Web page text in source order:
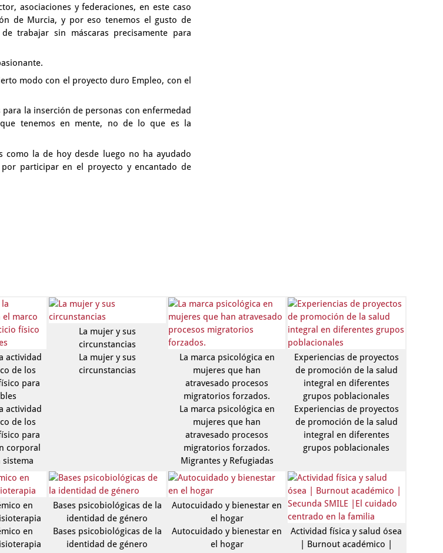
asociaciones y federaciones,en este caso
de Murcia, y por eso tenemos el gusto de
de trabajar sin máscaras precisamente para
modo con el proyecto duro Empleo, con el
la inserción de personas con enfermedad
que tenemos en mente, no de lo que es la
como la de hoy desde luego no ha ayudado
participar en el proyecto y encantado de
actividad
de los
para
actividad
de los
para
corporal
La mujer y sus
circunstancias
La mujer y sus
circunstancias
La marca psicológica en
mujeres que han
atravesado procesos
migratorios forzados.
La marca psicológica en
mujeres que han
atravesado procesos
migratorios forzados.
Migrantes y Refugiadas
Experiencias de proyectos
de promoción de la salud
integral en diferentes
grupos poblacionales
Experiencias de proyectos
de promoción de la salud
integral en diferentes
grupos poblacionales
en
en
Bases psicobiológicas de la
identidad de género
Bases psicobiológicas de la
identidad de género
Autocuidado y bienestar en
el hogar
Autocuidado y bienestar en
el hogar
Actividad física y salud ósea
| Burnout académico |